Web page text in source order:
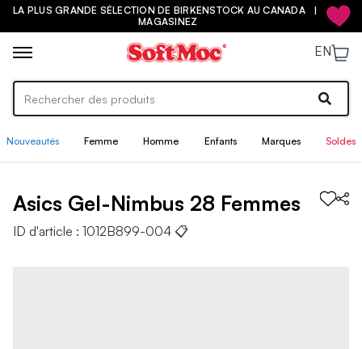
LA PLUS GRANDE SÉLECTION DE BIRKENSTOCK AU CANADA |
MAGASINEZ
EN
Nouveautés Femme Homme Enfants Marques Soldes
Asics Gel-Nimbus 28 Femmes
ID d'article : 1012B899-004 📋